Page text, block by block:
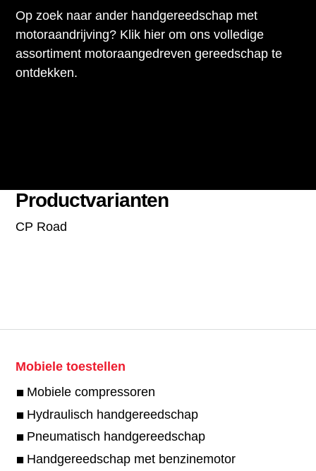
Op zoek naar ander handgereedschap met
motoraandrijving? Klik hier om ons volledige
assortiment motoraangedreven gereedschap te
ontdekken.
Productvarianten
CP Road
Mobiele toestellen
Mobiele compressoren
Hydraulisch handgereedschap
Pneumatisch handgereedschap
Handgereedschap met benzinemotor